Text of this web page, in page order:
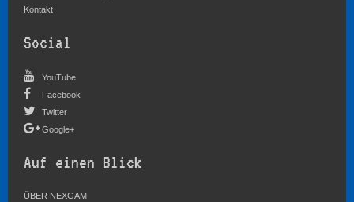
Kontakt
Social
YouTube
Facebook
Twitter
Google+
Auf einen Blick
ÜBER NEXGAM